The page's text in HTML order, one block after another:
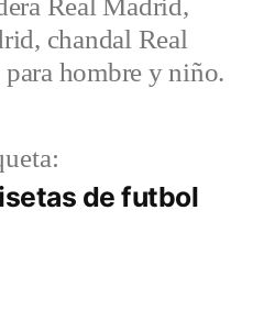
Real Madrid,
chandal Real
hombre y niño.
de futbol